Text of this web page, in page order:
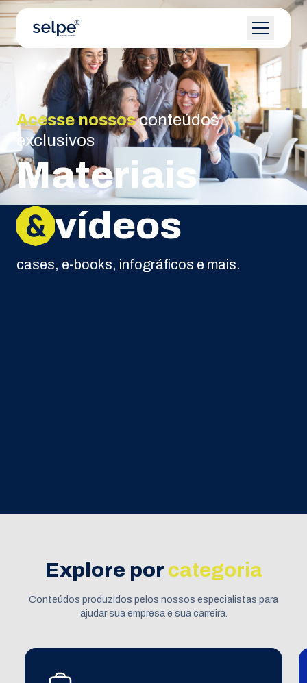
Acesse nossosconteúdos
exclusivos
Materiais
vídeos
cases, e-books, infográficos e mais.
Explore por categoria
Conteúdos produzidos pelos nossos especialistas para
ajudar sua empresa e sua carreira.